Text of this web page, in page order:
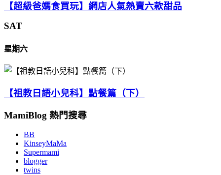
【超級爸媽食買玩】網店人氣熱賣六款甜品
SAT
星期六
【祖教日語小兒科】點餐篇（下）
MamiBlog 熱門搜尋
BB
KinseyMaMa
Supermami
blogger
twins